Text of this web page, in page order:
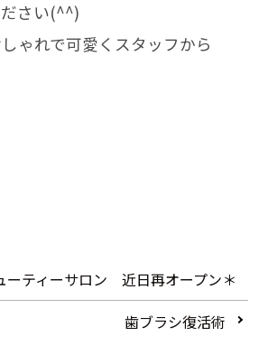
さい(^^)
ゃれで可愛くスタッフから
ーティーサロン 近日再オープン＊
歯ブラシ復活術